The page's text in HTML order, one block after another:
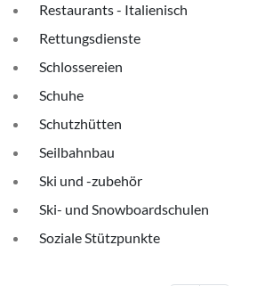
Restaurants - Italienisch
Rettungsdienste
Schlossereien
Schuhe
Schutzhütten
Seilbahnbau
Ski und -zubehör
Ski- und Snowboardschulen
Soziale Stützpunkte